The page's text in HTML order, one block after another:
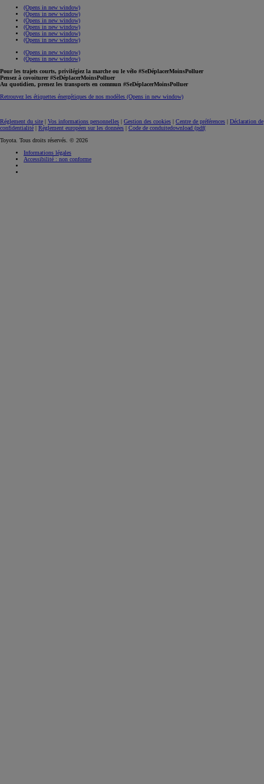
(Opens in new window)
(Opens in new window)
(Opens in new window)
(Opens in new window)
(Opens in new window)
(Opens in new window)
(Opens in new window)
(Opens in new window)
Pour les trajets courts, privilégiez la marche ou le vélo #SeDéplacerMoinsPolluer
Pensez à covoiturer #SeDéplacerMoinsPolluer
Au quotidien, prenez les transports en commun #SeDéplacerMoinsPolluer
Retrouvez les étiquettes énergétiques de nos modèles (Opens in new window)
Réglement du site | Vos informations personnelles | Gestion des cookies | Centre de préférences | Déclaration de
confidentialité | Règlement européen sur les données | Code de conduitedownload (pdf(
Toyota. Tous droits réservés. © 2026
Informations légales
Accessibilité : non conforme